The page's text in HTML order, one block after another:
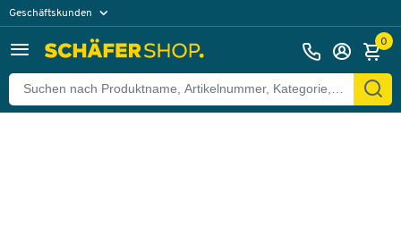
Geschäftskunden
0
Zurück